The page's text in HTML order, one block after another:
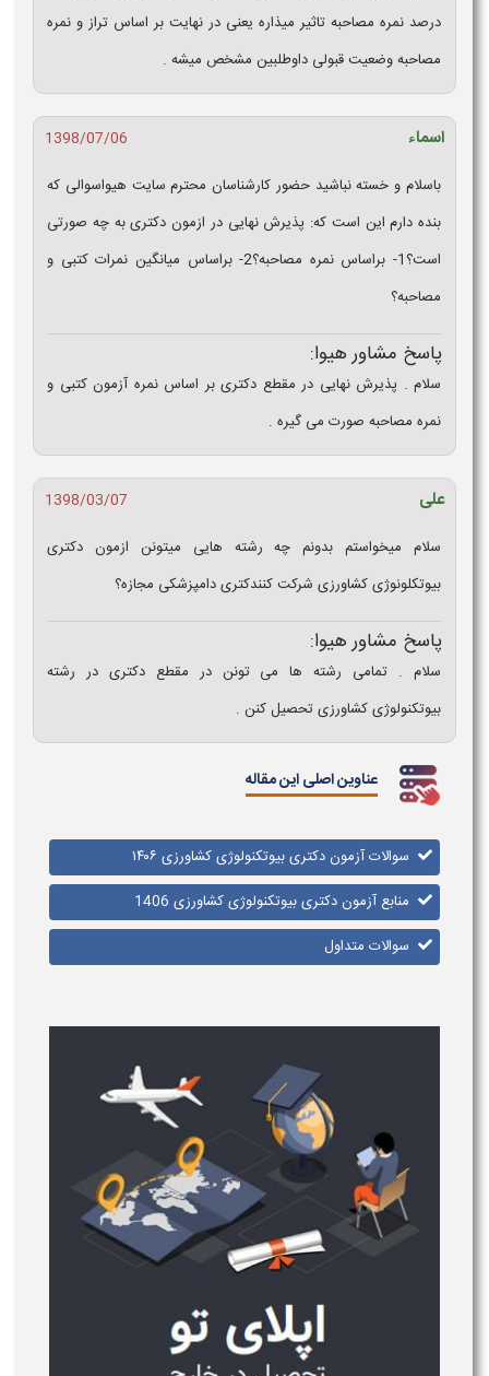
درصد نمره مصاحبه تاثیر میذاره یعنی در نهایت بر اساس تراز و نمره
مصاحبه وضعیت قبولی داوطلبین مشخص میشه .
اسماء
1398/07/06
باسلام و خسته نباشید حضور کارشناسان محترم سایت هیواسوالی که
بنده دارم این است که: پذیرش نهایی در ازمون دکتری به چه صورتی
است؟1- براساس نمره مصاحبه؟2- براساس میانگین نمرات کتبی و
مصاحبه؟
پاسخ مشاور هیوا:
سلام . پذیرش نهایی در مقطع دکتری بر اساس نمره آزمون کتبی و
نمره مصاحبه صورت می گیره .
علی
1398/03/07
سلام میخواستم بدونم چه رشته هایی میتونن ازمون دکتری
بیوتکلونوژی کشاورزی شرکت کنندکتری دامپزشکی مجازه؟
پاسخ مشاور هیوا:
سلام . تمامی رشته ها می تونن در مقطع دکتری در رشته
بیوتکنولوژی کشاورزی تحصیل کنن .
عناوین اصلی این مقاله
سوالات آزمون دکتری بیوتکنولوژی کشاورزی ۱۴۰۶
منابع آزمون دکتری بیوتکنولوژی کشاورزی 1406
سوالات متداول